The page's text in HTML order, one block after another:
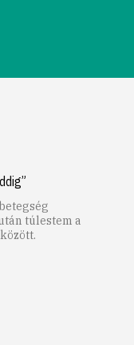
túlestem a